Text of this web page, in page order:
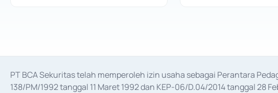
PT BCA Sekuritas telah memperoleh izin usaha sebagai Perantara
138/PM/1992 tanggal 11 Maret 1992 dan KEP-06/D.04/2014 tanggal 28